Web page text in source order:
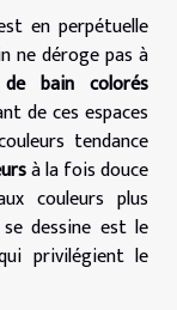
en perpétuelle
ne déroge pas à
bain colorés
de ces espaces
tendance
à la fois douce
couleurs plus
dessine est le
privilégient le